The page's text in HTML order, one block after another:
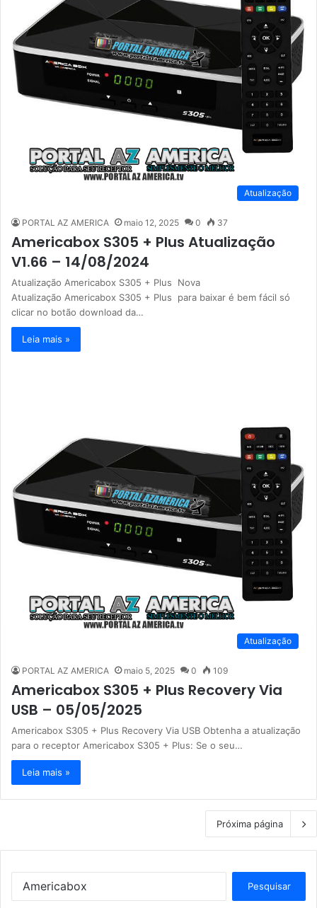
Atualização
PORTAL AZ AMERICA maio 12, 2025 0 37
Americabox S305 + Plus Atualização
V1.66 – 14/08/2024
Atualização Americabox S305 + Plus Nova
Atualização Americabox S305 + Plus para baixar é bem fácil só
clicar no botão download da…
Leia mais »
Atualização
PORTAL AZ AMERICA maio 5, 2025 0 109
Americabox S305 + Plus Recovery Via
USB – 05/05/2025
Americabox S305 + Plus Recovery Via USB Obtenha a atualização
para o receptor Americabox S305 + Plus: Se o seu…
Leia mais »
Próxima página